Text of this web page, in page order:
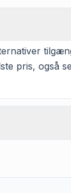
pris, også